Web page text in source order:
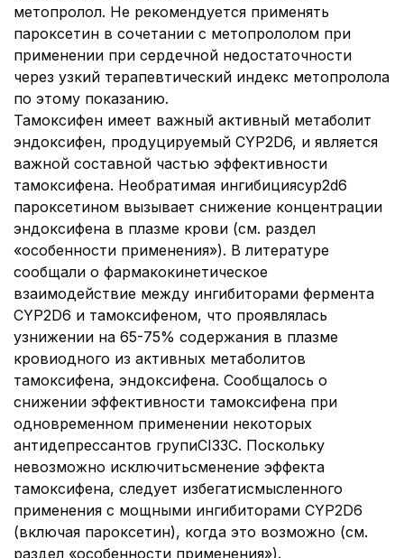
метопролол. Не рекомендуется применять
пароксетин в сочетании с метопрололом при
применении при сердечной недостаточности
через узкий терапевтический индекс метопролола
по этому показанию.
Тамоксифен имеет важный активный метаболит
эндоксифен, продуцируемый CYP2D6, и является
важной составной частью эффективности
тамоксифена. Необратимая ингибицияcyp2d6
пароксетином вызывает снижение концентрации
эндоксифена в плазме крови (см. раздел
«особенности применения»). В литературе
сообщали о фармакокинетическое
взаимодействие между ингибиторами фермента
CYP2D6 и тамоксифеном, что проявлялась
узнижении на 65-75% содержания в плазме
кровиодного из активных метаболитов
тамоксифена, эндоксифена. Сообщалось о
снижении эффективности тамоксифена при
одновременном применении некоторых
антидепрессантов групиСІЗЗС. Поскольку
невозможно исключитьсменение эффекта
тамоксифена, следует избегатисмысленного
применения с мощными ингибиторами CYP2D6
(включая пароксетин), когда это возможно (см.
раздел «особенности применения»).